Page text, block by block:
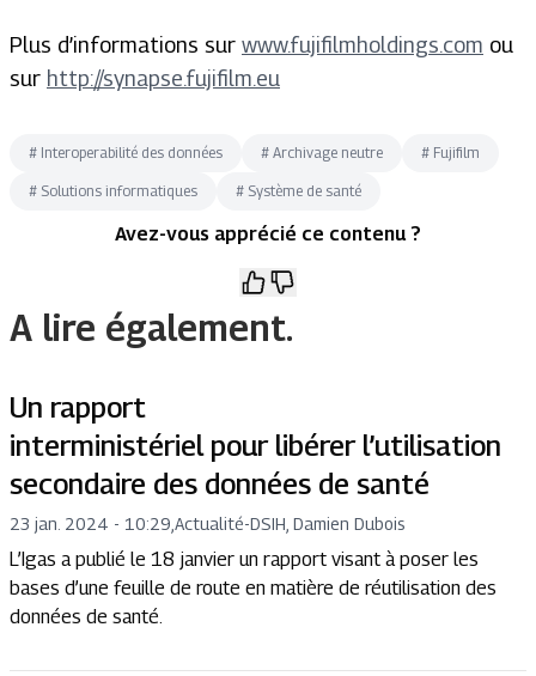
Plus d’informations sur www.fujifilmholdings.com ou
sur http://synapse.fujifilm.eu
# Interoperabilité des données # Archivage neutre # Fujifilm
# Solutions informatiques # Système de santé
Avez-vous apprécié ce contenu ?
A lire également.
Un rapport
interministériel pour libérer l’utilisation
secondaire des données de santé
23 jan. 2024 - 10:29 Actualité-DSIH, Damien Dubois
L’Igas a publié le 18 janvier un rapport visant à poser les
bases d’une feuille de route en matière de réutilisation des
données de santé.